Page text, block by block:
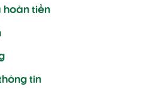
hoàn tiền
tin